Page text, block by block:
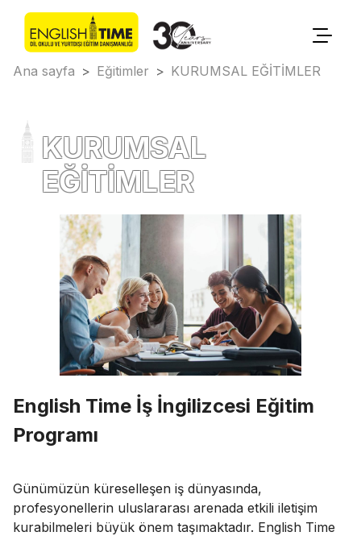
Ana sayfa > Eğitimler > KURUMSAL EĞİTİMLER
KURUMSAL
EĞİTİMLER
English Time İş İngilizcesi Eğitim
Programı
Günümüzün küreselleşen iş dünyasında,
profesyonellerin uluslararası arenada etkili iletişim
kurabilmeleri büyük önem taşımaktadır. English Time